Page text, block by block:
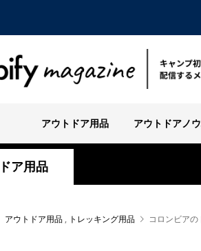
アウトドア用品 アウトドアノ
ア用品
アウトドア用品 , トレッキング用品 コロンビア